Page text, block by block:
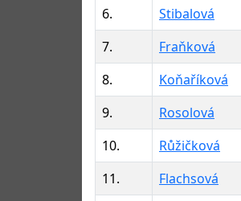
6.
Stibalová
7.
Fraňková
8.
Koňaříková
9.
Rosolová
10.
Růžičková
11.
Flachsová